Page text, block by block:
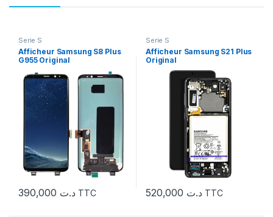
Serie S
Afficheur Samsung S8 Plus
G955 Original
د.ت TTC
Serie S
Afficheur Samsung S21 Plus
Original
د.ت TTC